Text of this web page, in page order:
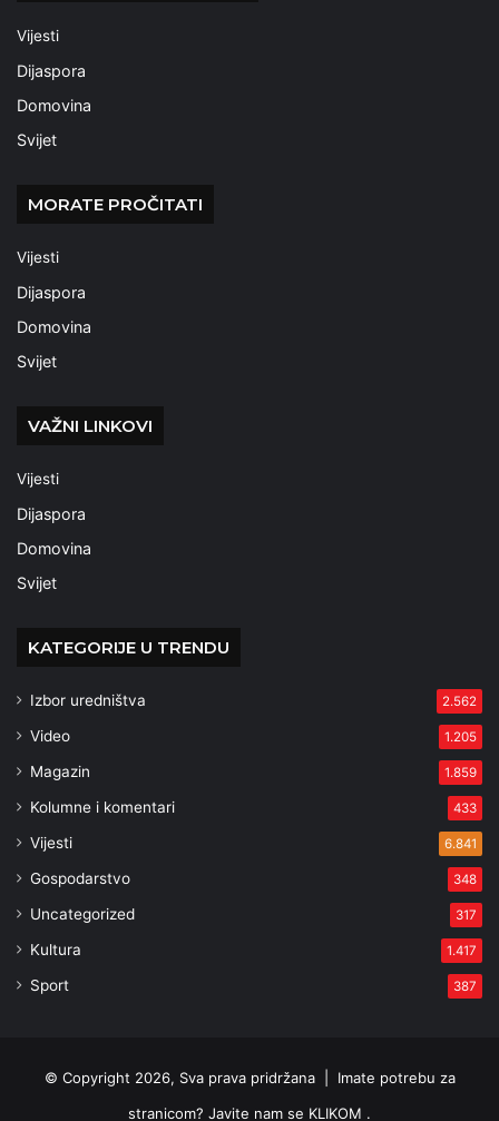
Vijesti
Dijaspora
Domovina
Svijet
MORATE PROČITATI
Vijesti
Dijaspora
Domovina
Svijet
VAŽNI LINKOVI
Vijesti
Dijaspora
Domovina
Svijet
KATEGORIJE U TRENDU
Izbor uredništva 2.562
Video 1.205
Magazin 1.859
Kolumne i komentari 433
Vijesti 6.841
Gospodarstvo 348
Uncategorized 317
Kultura 1.417
Sport 387
© Copyright 2026, Sva prava pridržana | Imate potrebu za
stranicom? Javite nam se KLIKOM .